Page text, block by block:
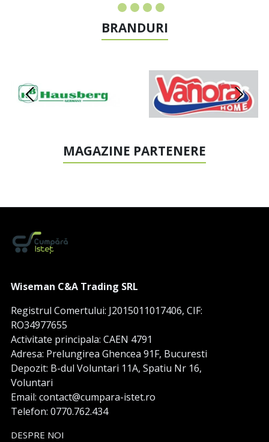
BRANDURI
MAGAZINE PARTENERE
Wiseman C&A Trading SRL
Registrul Comertului: J2015011017406, CIF:
RO34977655
Activitate principala: CAEN 4791
Adresa: Prelungirea Ghencea 91F, Bucuresti
Depozit: B-dul Voluntari 11A, Spatiu Nr 16,
Voluntari
Email: contact@cumpara-istet.ro
Telefon: 0770.762.434
DESPRE NOI